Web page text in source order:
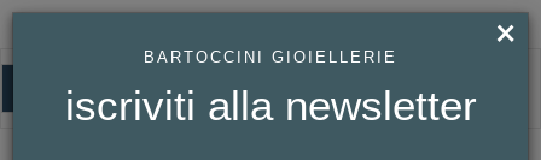
WYLER VETTA
×
BARTOCCINI GIOIELLERIE
iscriviti alla newsletter